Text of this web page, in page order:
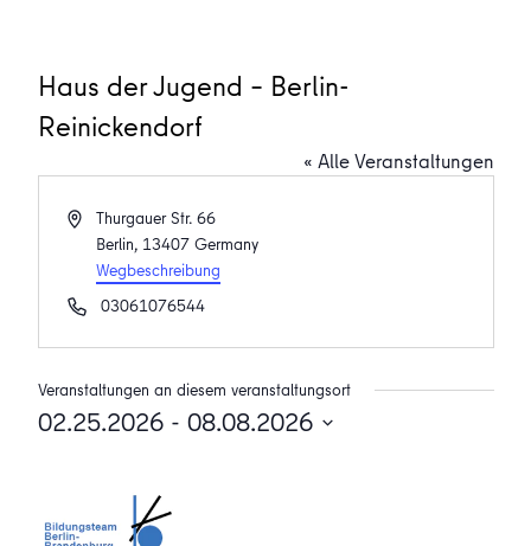
Haus der Jugend – Berlin-
Reinickendorf
« Alle Veranstaltungen
AdresseThurgauer Str. 66
Berlin, 13407 Germany
Wegbeschreibung
Telefon03061076544
Veranstaltungen an diesem veranstaltungsort
02.25.2026 - 08.08.2026